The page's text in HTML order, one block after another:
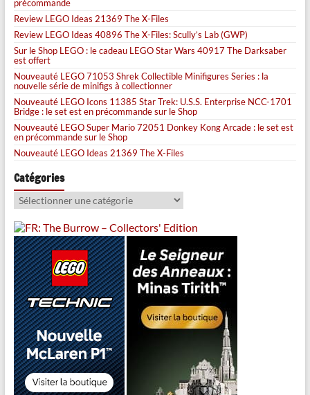
précommande
Review LEGO Ideas 21369 The X-Files
Review LEGO Ideas 40896 The X-Files: Scully’s Lab (GWP)
Sur le Shop LEGO : le cadeau LEGO Star Wars 40917 The Darksaber
est offert
Nouveauté LEGO 71053 Shrek Collectible Minifigures Series : la
nouvelle série de minifigs à collectionner
Nouveauté LEGO Icons 11385 Star Trek: U.S.S. Enterprise NCC-1701
Bridge : le set est en précommande sur le Shop
Nouveauté LEGO Super Mario 72051 Donkey Kong Arcade : le set est
en précommande sur le Shop
Nouveauté LEGO Ideas 21369 The X-Files
Catégories
Catégories